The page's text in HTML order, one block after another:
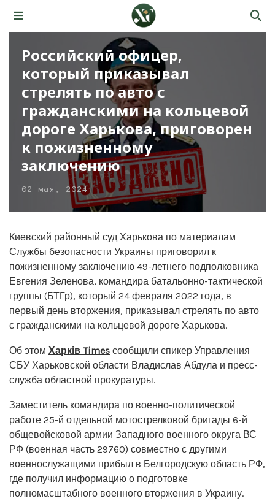
Российский офицер,
который приказывал
стрелять по авто с
гражданскими на кольцевой
дороге Харькова, приговорен
к пожизненному
заключению
02 мая, 2024
Киевский районный суд Харькова по материалам
Службы безопасности Украины приговорил к
пожизненному заключению 49-летнего подполковника
Евгения Зеленова, командира батальонно-тактической
группы (БТГр), который 24 февраля 2022 года, в
первый день вторжения, приказывал стрелять по авто
с гражданскими на кольцевой дороге Харькова.
Об этом Харків Times сообщили спикер Управления
СБУ Харьковской области Владислав Абдула и пресс-
служба областной прокуратуры.
Заместитель командира по военно-политической
работе 25-й отдельной мотострелковой бригады 6-й
общевойсковой армии Западного военного округа ВС
РФ (военная часть 29760) совместно с другими
военнослужащими прибыл в Белгородскую область РФ,
где получил информацию о подготовке
полномасштабного военного вторжения в Украину.